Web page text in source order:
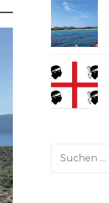
Suchen